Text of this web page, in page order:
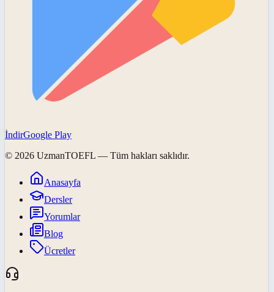
İndirGoogle Play
© 2026 UzmanTOEFL — Tüm hakları saklıdır.
Anasayfa
Dersler
Yorumlar
Blog
Ücretler